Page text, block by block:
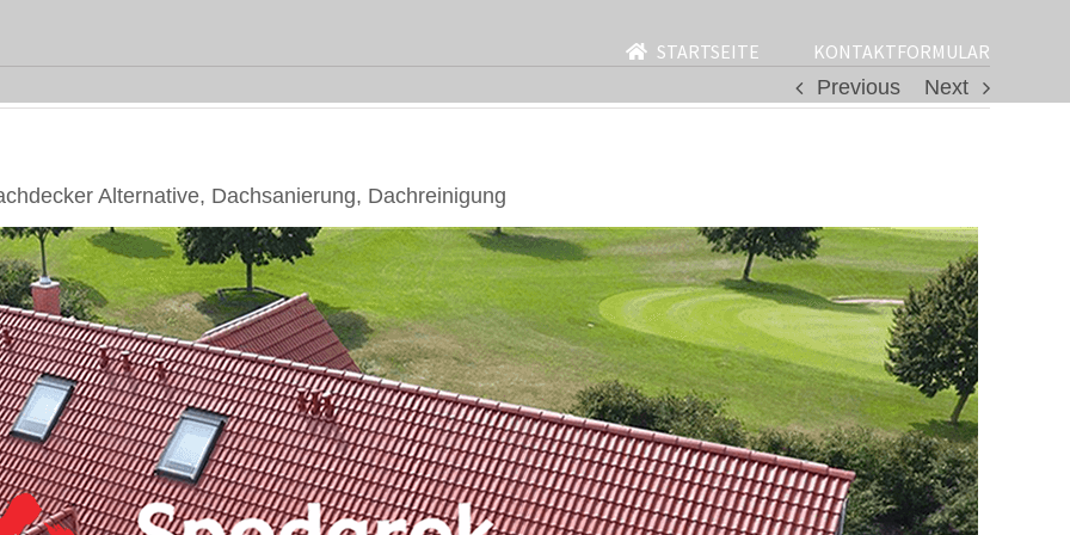
STARTSEITE
KONTAKTFORMULAR
Previous
Next
Alternative, Dachsanierung, Dachreinigung